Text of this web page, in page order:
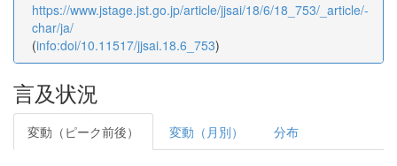
https://www.jstage.jst.go.jp/article/jjsai/18/6/18_753/_article/-
char/ja/
(info:doi/10.11517/jjsai.18.6_753)
言及状況
変動（ピーク前後） 変動（月別） 分布